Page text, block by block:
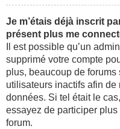
Je m’étais déjà inscrit
présent plus me
Il est possible qu’un
supprimé votre compte
plus, beaucoup de
utilisateurs inactifs afin
données. Si tel était le
essayez de participer
forum.